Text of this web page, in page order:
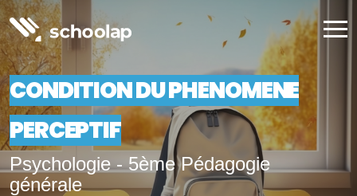
CONDITION DU PHENOMENE
PERCEPTIF
Psychologie - 5ème Pédagogie
générale